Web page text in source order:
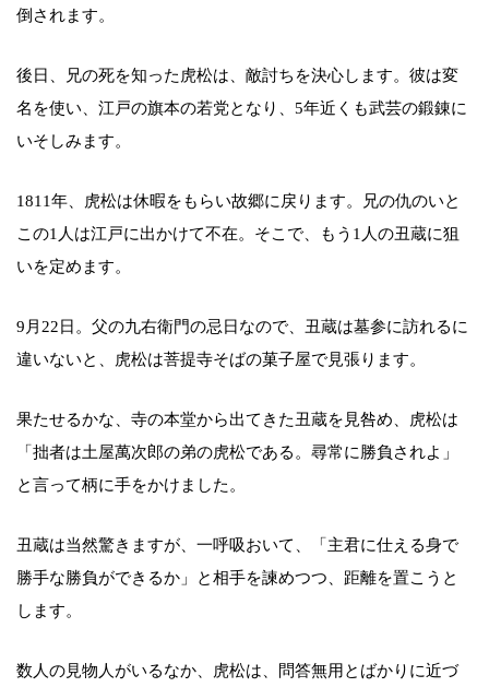
倒されます。
後日、兄の死を知った虎松は、敵討ちを決心します。彼は変
名を使い、江戸の旗本の若党となり、5年近くも武芸の鍛錬に
いそしみます。
1811年、虎松は休暇をもらい故郷に戻ります。兄の仇のいと
この1人は江戸に出かけて不在。そこで、もう1人の丑蔵に狙
いを定めます。
9月22日。父の九右衛門の忌日なので、丑蔵は墓参に訪れるに
違いないと、虎松は菩提寺そばの菓子屋で見張ります。
果たせるかな、寺の本堂から出てきた丑蔵を見咎め、虎松は
「拙者は土屋萬次郎の弟の虎松である。尋常に勝負されよ」
と言って柄に手をかけました。
丑蔵は当然驚きますが、一呼吸おいて、「主君に仕える身で
勝手な勝負ができるか」と相手を諫めつつ、距離を置こうと
します。
数人の見物人がいるなか、虎松は、問答無用とばかりに近づ